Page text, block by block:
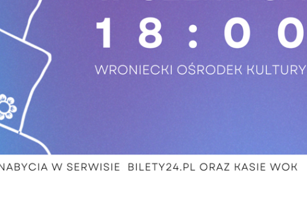
cookies gwarantuje dostępność wszystkich funkcjonalności.
Dzięki reklamowym plikom cookies prezentujemy Ci najciekawsze informacje i
aktualności na stronach naszych partnerów.
Promocyjne pliki cookies służą do prezentowania Ci naszych komunikatów na
podstawie analizy Twoich upodobań oraz Twoich zwyczajów dotyczących
przeglądanej witryny internetowej. Treści promocyjne mogą pojawić się na stronach
podmiotów trzecich lub firm będących naszymi partnerami oraz innych dostawców
usług. Firmy te działają w charakterze pośredników prezentujących nasze treści w
postaci wiadomości, ofert, komunikatów mediów społecznościowych.
Więcej